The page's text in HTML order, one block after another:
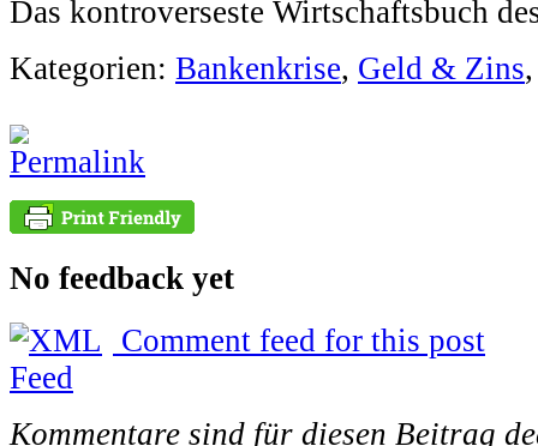
Das kontroverseste Wirtschaftsbuch
Kategorien: Bankenkrise, Geld & Zins
No feedback yet
Comment feed for this post
Kommentare sind für diesen Beitrag